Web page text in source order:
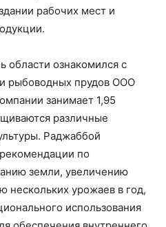
рабочих мест и
области ознакомился с
рыбоводных прудов ООО
занимает 1,95
различные
Раджаббой
по
земли, увеличению
нескольких урожаев в год,
использования